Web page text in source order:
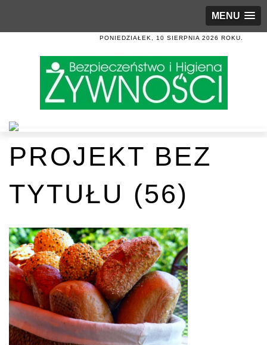
MENU
PONIEDZIAŁEK, 10 SIERPNIA 2026 ROKU.
PROJEKT BEZ
TYTUŁU (56)